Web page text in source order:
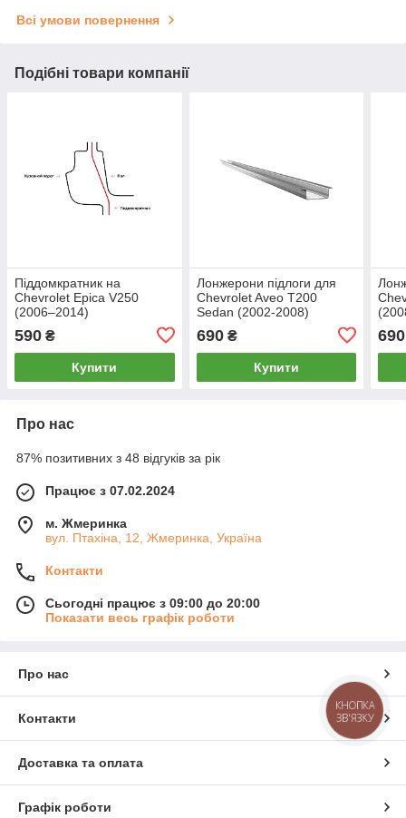
Всі умови повернення
Подібні товари компанії
Піддомкратник на
Chevrolet Epica V250
(2006–2014)
590 ₴
Купити
Лонжерони підлоги для
Chevrolet Aveo T200
Sedan (2002-2008)
690₴
Купити
690
Про нас
87% позитивних з 48 відгуків за рік
Працює з 07.02.2024
м. Жмеринка
вул. Птахіна, 12, Жмеринка, Україна
Контакти
Сьогодні працює з 09:00 до 20:00
Показати весь графік роботи
Про нас
Контакти
Доставка та оплата
Графік роботи
КНОПКА
ЗВ'ЯЗКУ